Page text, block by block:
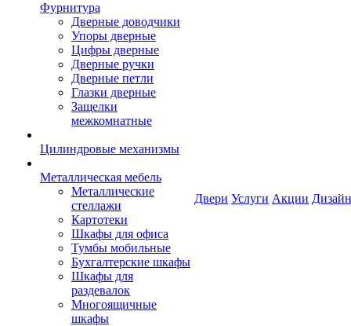
Фурнитура
Дверные доводчики
Упоры дверные
Цифры дверные
Дверные ручки
Дверные петли
Глазки дверные
Защелки
межкомнатные
Цилиндровые механизмы
Металлическая мебель
Металлические
стеллажи
Картотеки
Шкафы для офиса
Тумбы мобильные
Бухгалтерские шкафы
Шкафы для
раздевалок
Многоящичные
шкафы
Двери Услуги Акции